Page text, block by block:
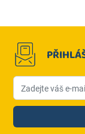
NEVIDITELNÉ
VÁŠ E-MAIL